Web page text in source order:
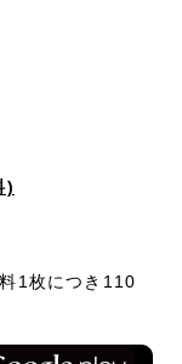
)
1枚につき110